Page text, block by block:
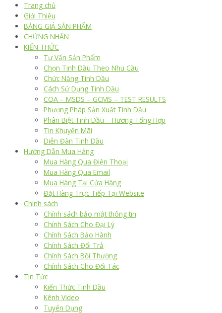
Trang chủ
Giới Thiệu
BẢNG GIÁ SẢN PHẨM
CHỨNG NHẬN
KIẾN THỨC
Tư Vấn Sản Phẩm
Chọn Tinh Dầu Theo Nhu Cầu
Chức Năng Tinh Dầu
Cách Sử Dụng Tinh Dầu
COA – MSDS – GCMS – TEST RESULTS
Phương Pháp Sản Xuất Tinh Dầu
Phân Biệt Tinh Dầu – Hương Tổng Hợp
Tin Khuyến Mãi
Diễn Đàn Tinh Dầu
Hướng Dẫn Mua Hàng
Mua Hàng Qua Điện Thoại
Mua Hàng Qua Email
Mua Hàng Tại Cửa Hàng
Đặt Hàng Trực Tiếp Tại Website
Chính sách
Chính sách bảo mật thông tin
Chính Sách Cho Đại Lý
Chính Sách Bảo Hành
Chính Sách Đổi Trả
Chính Sách Bồi Thường
Chính Sách Cho Đối Tác
Tin Tức
Kiến Thức Tinh Dầu
Kênh Video
Tuyển Dụng